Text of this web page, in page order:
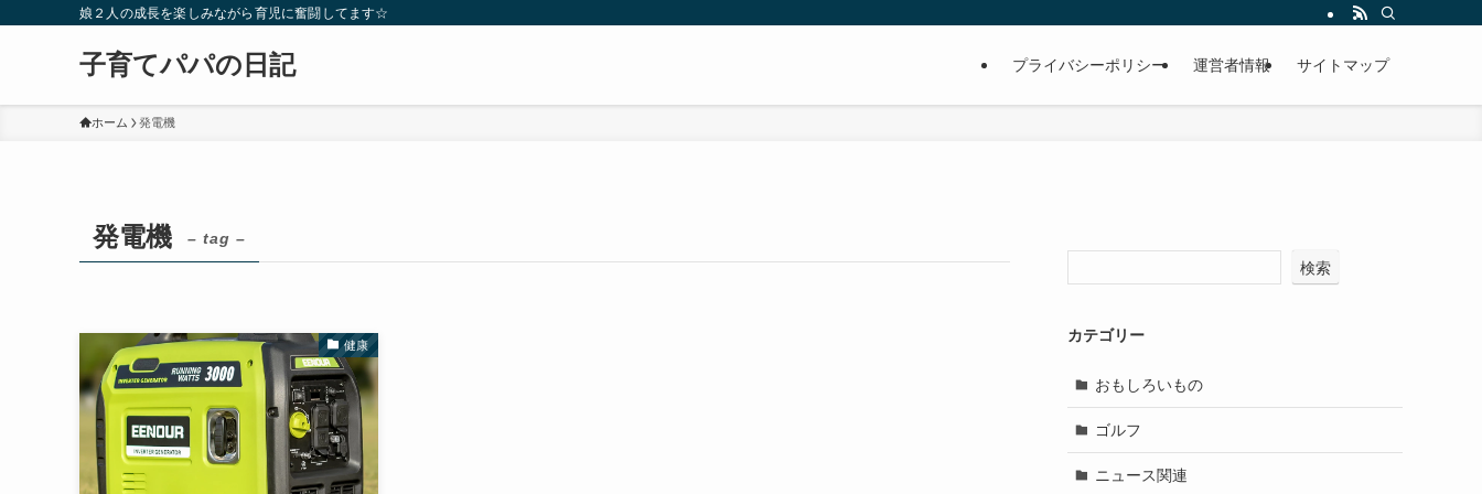
娘２人の成長を楽しみながら育児に奮闘してます☆
子育てパパの日記 プライバシーポリシー 運営者情報 サイトマップ
ホーム 発電機
発電機 – tag –
健康
検索
カテゴリー
おもしろいもの
ゴルフ
ニュース関連